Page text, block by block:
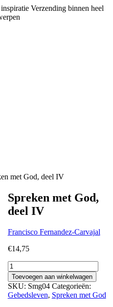
Verzending binnen heel
met God, deel IV
Spreken met God,
deel IV
Francisco Fernandez-Carvajal
€14,75
Spreken
met
God,
deel
IV
Toevoegen aan winkelwagen
SKU: Smg04 Categorieën:
Gebedsleven, Spreken met God